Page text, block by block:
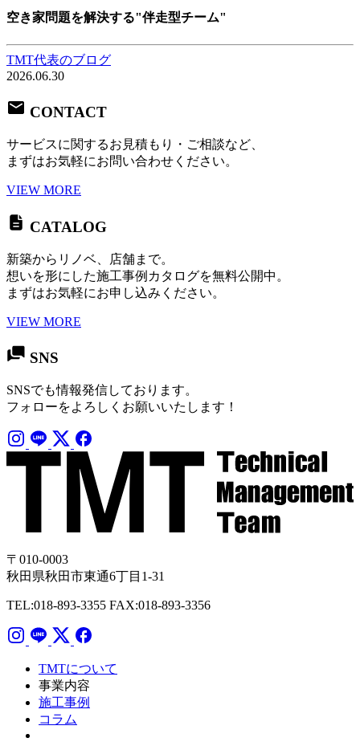
空き家問題を解決する"伴走型チーム"
TMT代表のブログ
2026.06.30
CONTACT
サービスに関するお見積もり・ご相談など、
まずはお気軽にお問い合わせください。
VIEW MORE
CATALOG
新築からリノベ、店舗まで。
想いを形にした施工事例カタログを無料公開中。
まずはお気軽にお申し込みください。
VIEW MORE
SNS
SNSでも情報発信しております。
フォローをよろしくお願いいたします！
〒010-0003
秋田県秋田市東通6丁目1-31
TEL:018-893-3355 FAX:018-893-3356
TMTについて
事業内容
施工事例
コラム